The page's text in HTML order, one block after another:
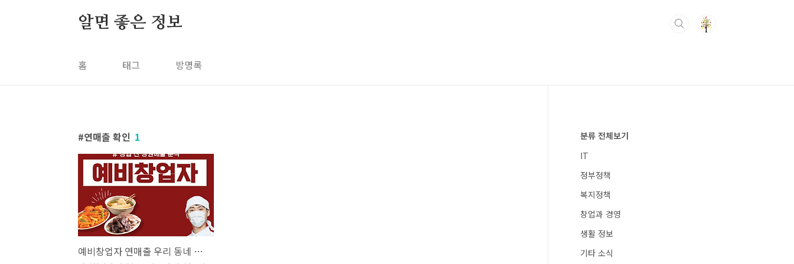
알면 좋은 정보
홈 태그 방명록
연매출 확인 1
예비창업자 연매출 우리 동네 커피숍, 고깃집, 식당 연매출은 얼마나 될까?
분류 전체보기
IT
정부정책
복지정책
창업과 경영
생활 정보
기타 소식